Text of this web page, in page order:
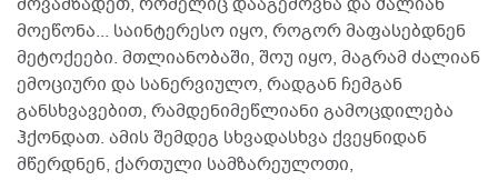
მოეწონა... საინტერესო იყო, როგორ მაფასებდნენ
მეტოქეები. მთლიანობაში, შოუ იყო, მაგრამ ძალიან
ემოციური და სანერვიულო, რადგან ჩემგან
განსხვავებით, რამდენიმეწლიანი გამოცდილება
ჰქონდათ. ამის შემდეგ სხვადასხვა ქვეყნიდან
მწერდნენ, ქართული სამზარეულოთი,